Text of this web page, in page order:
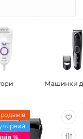
Машинки
%